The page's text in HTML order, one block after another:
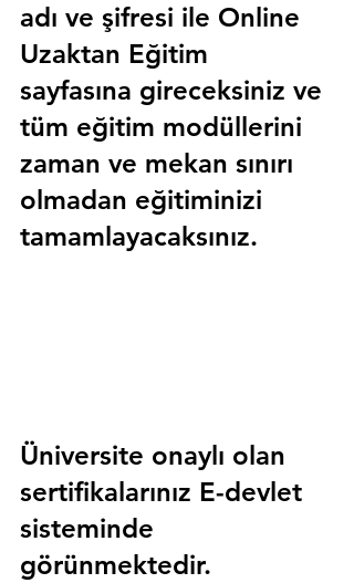
adı ve şifresi ile Online
Uzaktan Eğitim
sayfasına gireceksiniz ve
tüm eğitim modüllerini
zaman ve mekan sınırı
olmadan eğitiminizi
tamamlayacaksınız.
Üniversite onaylı olan
sertifikalarınız E-devlet
sisteminde
görünmektedir.